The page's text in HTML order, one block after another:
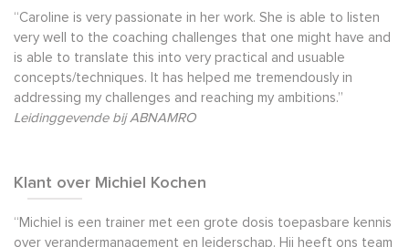
“Caroline is very passionate in her work. She is able to listen
very well to the coaching challenges that one might have and
is able to translate this into very practical and usuable
concepts/techniques. It has helped me tremendously in
addressing my challenges and reaching my ambitions.”
Leidinggevende bij ABNAMRO
Klant over Michiel Kochen
“Michiel is een trainer met een grote dosis toepasbare kennis
over verandermanagement en leiderschap. Hij heeft ons team